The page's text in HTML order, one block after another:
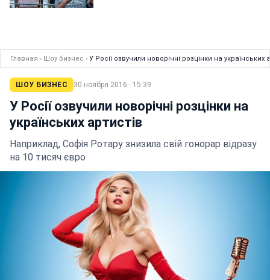
Главная › Шоу бизнес › У Росії озвучили новорічні розцінки на українських
ШОУ БИЗНЕС 30 ноября 2016 · 15:39
У Росії озвучили новорічні розцінки на
українських артистів
Наприклад, Софія Ротару знизила свій гонорар відразу
на 10 тисяч євро